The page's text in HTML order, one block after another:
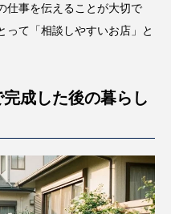
仕事を伝えることが大切で
って「相談しやすいお店」と
成した後の暮らし